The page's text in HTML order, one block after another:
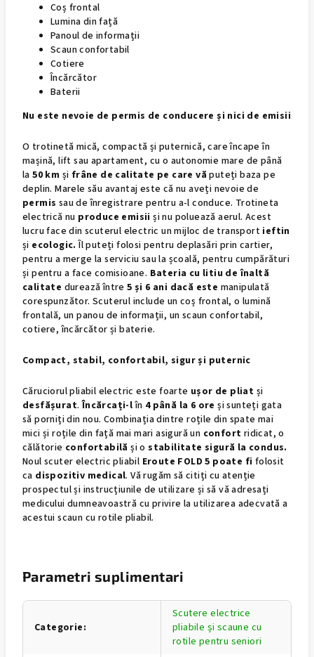
Coș frontal
Lumina din față
Panoul de informații
Scaun confortabil
Cotiere
Încărcător
Baterii
Nu este nevoie de permis de conducere și nici de emisii
O trotinetă mică, compactă și puternică, care încape în
mașină, lift sau apartament, cu o autonomie mare de până
la50 km și frâne de calitate pe care văputeți baza pe
deplin. Marele său avantaj este că nu aveți nevoie de
permis sau de înregistrare pentru a-l conduce. Trotineta
electrică nu produce emisiiși nu poluează aerul. Acest
lucru face din scuterul electric un mijloc de transport ieftin
și ecologic. Îl puteți folosi pentru deplasări prin cartier,
pentru a merge la serviciu sau la școală, pentru cumpărături
și pentru a face comisioane. Bateria cu litiu de înaltă
calitate durează între5 și 6 ani dacă este manipulată
corespunzător. Scuterul include un coș frontal, o lumină
frontală, un panou de informații, un scaun confortabil,
cotiere, încărcător și baterie.
Compact, stabil, confortabil, sigur și puternic
Căruciorul pliabil electric este foarte ușor de pliat și
desfășurat.Încărcați-lîn 4 până la 6 oreși sunteți gata
să porniți din nou. Combinația dintre roțile din spate mai
mici și roțile din față mai mari asigură un confort ridicat, o
călătorie confortabilăși ostabilitate sigură la condus.
Noul scuter electric pliabil Eroute FOLD 5 poate fi folosit
ca dispozitiv medical. Vă rugăm să citiți cu atenție
prospectul și instrucțiunile de utilizare și să vă adresați
medicului dumneavoastră cu privire la utilizarea adecvată a
acestui scaun cu rotile pliabil.
Parametri suplimentari
Categorie:
Scutere electrice
pliabile și scaune cu
rotile pentru seniori